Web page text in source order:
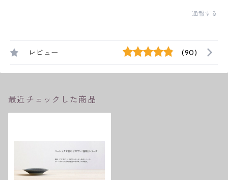
通報する
レビュー (90)
最近チェックした商品